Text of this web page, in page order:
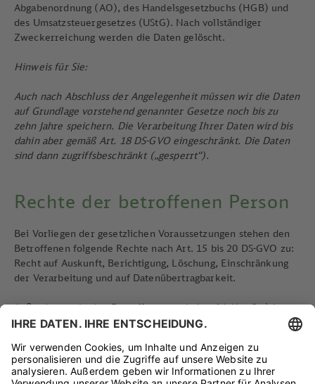
Abgabenordnung (AO), des Handelsgesetzbuchs (HGB) und
des Umsatzsteuergesetzes (UStG). Nach vollständiger
Zweckerreichung werden die Daten gelöscht.
Hinweis für Sie:
Auch nach Abschluss der Angelegenheit müssen wir die Daten
auf Grundlage vorstehend genannter Gesetze noch bis zu
zehn Jahre speichern. Die Verarbeitung Ihrer Daten wird bis
dahin aber gemäß Art. 18 DS-GVO eingeschränkt. Die Daten
sind dann zugriffsbeschränkt („gesperrt“).
Rechte der betroffenen Person
Bei Vorliegen der gesetzlichen Voraussetzungen stehen den
Betroffenen folgende Rechte nach Art. 15 bis 20 DS-GVO zu:
Recht auf Auskunft, Berichtigung, Löschung, Einschränkung
der Verarbeitung und auf Datenübertragbarkeit.
Außerdem steht den Betroffenen nach Art. 14 Abs. 2 c) in
Verbindung mit Art. 21 DS-GVO ein Widerspruchsrecht gegen
Die Betroffenen haben gemäß Art. 77 DS-GVO das Recht, sich
bei einer Datenschutzaufsichtsbehörde zu beschweren, wenn